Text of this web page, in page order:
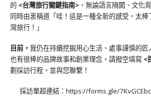
的 <台灣旅行關鍵指南> ，無論語言隔閡、文化
同時由衷稱道「哇！這是一種全新的感受，太
灣旅行！」
目前， 我仍在持續挖掘用心生活、處事謹慎的
也有很棒的品牌故事和創業理念，請撥空填寫 <
劃採訪行程，並與您聯繫！
採訪單超連結： https://forms.gle/